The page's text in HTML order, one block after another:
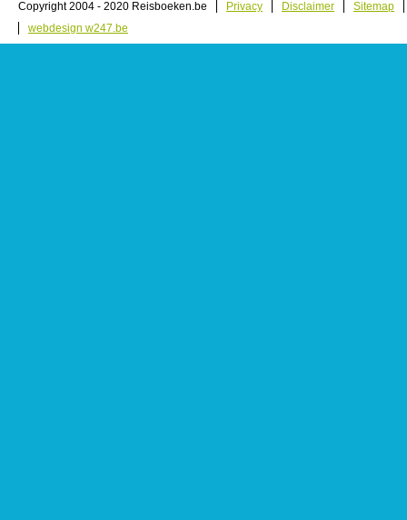
Copyright 2004 - 2020 Reisboeken.be Privacy Disclaimer
Sitemap
webdesign w247.be